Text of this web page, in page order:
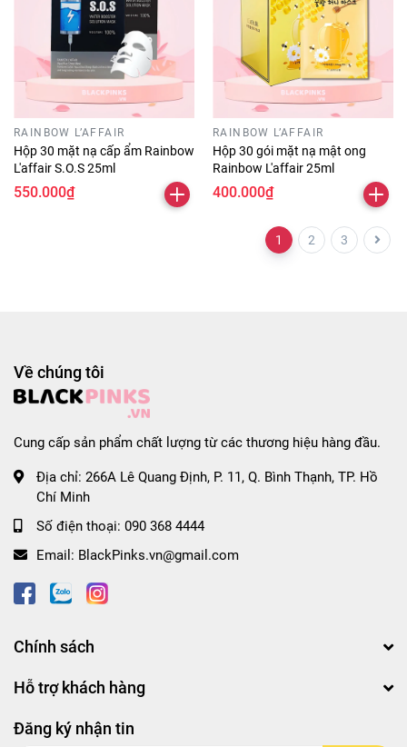
RAINBOW L’AFFAIR
Hộp 30 mặt nạ cấp ẩm Rainbow
L'affair S.O.S 25ml
550.000₫
RAINBOW L’AFFAIR
Hộp 30 gói mặt nạ mật ong
Rainbow L'affair 25ml
400.000₫
1 2 3
Về chúng tôi
Cung cấp sản phẩm chất lượng từ các thương hiệu hàng đầu.
Địa chỉ: 266A Lê Quang Định, P. 11, Q. Bình Thạnh, TP. Hồ
Chí Minh
Số điện thoại: 090 368 4444
Email: BlackPinks.vn@gmail.com
Chính sách
Hỗ trợ khách hàng
Đăng ký nhận tin